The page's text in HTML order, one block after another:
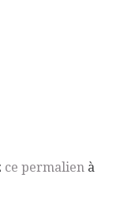
ce permalien à